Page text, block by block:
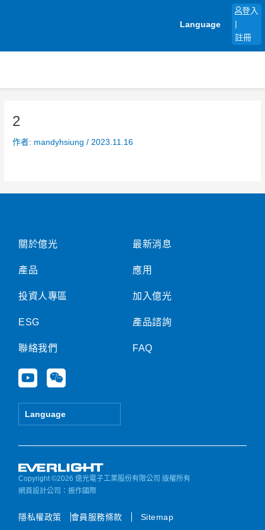
Language
登入
註冊
2
作者: mandyhsiung/ 2023.11.16
關於億光
產品
投資人專區
ESG
聯絡我們
Y
o
u
e
W
e
i
Language
最新消息
應用
加入億光
產品諮詢
FAQ
Copyright ©2026 億光電子工業股份有限公司 版權所有
網頁設計公司 ：振作國際
隱私權政策 會員服務條款 Sitemap